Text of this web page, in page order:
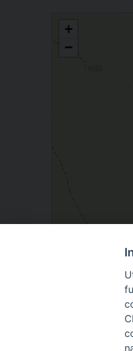
Parrocchia San
+
−
via San